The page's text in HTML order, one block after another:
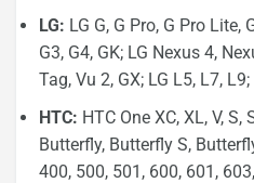
LG: LG G, G Pro, G Pro Lite,
G3, G4, GK; LG Nexus 4,
Tag, Vu 2, GX; LG L5, L7,
HTC: HTC One XC, XL, V,
Butterfly, Butterfly S,
400, 500, 501, 600, 601,